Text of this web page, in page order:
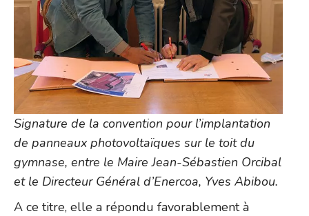
Signature de la convention pour l’implantation
de panneaux photovoltaïques sur le toit du
gymnase, entre le Maire Jean-Sébastien Orcibal
et le Directeur Général d’Enercoa, Yves Abibou.
A ce titre, elle a répondu favorablement à